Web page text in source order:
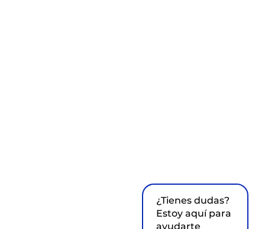
¿Tienes dudas?
Estoy aquí para
ayudarte